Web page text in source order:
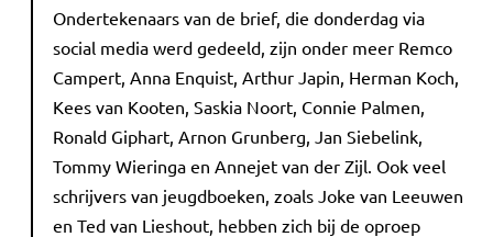
Ondertekenaars van de brief, die donderdag via
social media werd gedeeld, zijn onder meer Remco
Campert, Anna Enquist, Arthur Japin, Herman Koch,
Kees van Kooten, Saskia Noort, Connie Palmen,
Ronald Giphart, Arnon Grunberg, Jan Siebelink,
Tommy Wieringa en Annejet van der Zijl. Ook veel
schrijvers van jeugdboeken, zoals Joke van Leeuwen
en Ted van Lieshout, hebben zich bij de oproep